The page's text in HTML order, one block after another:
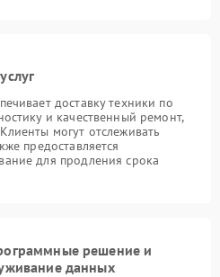
доставку техники по
и качественный ремонт,
могут отслеживать
предоставляется
для продления срока
решение и
данных